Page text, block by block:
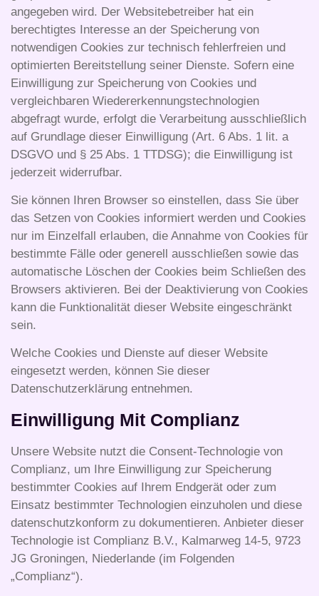
angegeben wird. Der Websitebetreiber hat ein
berechtigtes Interesse an der Speicherung von
notwendigen Cookies zur technisch fehlerfreien und
optimierten Bereitstellung seiner Dienste. Sofern eine
Einwilligung zur Speicherung von Cookies und
vergleichbaren Wiedererkennungstechnologien
abgefragt wurde, erfolgt die Verarbeitung ausschließlich
auf Grundlage dieser Einwilligung (Art. 6 Abs. 1 lit. a
DSGVO und § 25 Abs. 1 TTDSG); die Einwilligung ist
jederzeit widerrufbar.
Sie können Ihren Browser so einstellen, dass Sie über
das Setzen von Cookies informiert werden und Cookies
nur im Einzelfall erlauben, die Annahme von Cookies für
bestimmte Fälle oder generell ausschließen sowie das
automatische Löschen der Cookies beim Schließen des
Browsers aktivieren. Bei der Deaktivierung von Cookies
kann die Funktionalität dieser Website eingeschränkt
sein.
Welche Cookies und Dienste auf dieser Website
eingesetzt werden, können Sie dieser
Datenschutzerklärung entnehmen.
Einwilligung Mit Complianz
Unsere Website nutzt die Consent-Technologie von
Complianz, um Ihre Einwilligung zur Speicherung
bestimmter Cookies auf Ihrem Endgerät oder zum
Einsatz bestimmter Technologien einzuholen und diese
datenschutzkonform zu dokumentieren. Anbieter dieser
Technologie ist Complianz B.V., Kalmarweg 14-5, 9723
JG Groningen, Niederlande (im Folgenden
„Complianz“).